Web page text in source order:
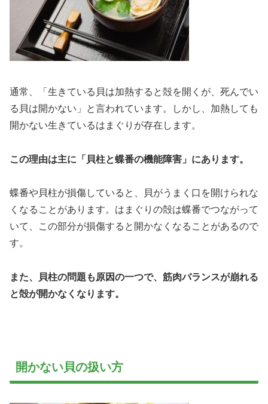
通常、「生きている貝は加熱すると殻を開くが、死んでい
る貝は開かない」と言われています。しかし、加熱しても
開かない生きているはまぐりが存在します。
この理由は主に「貝柱と蝶番の機能障害」にあります。
蝶番や貝柱が損傷していると、貝がうまく口を開けられな
くなることがあります。はまぐりの殻は蝶番でつながって
いて、この部分が損傷すると開かなくなることがあるので
す。
また、貝柱の問題も原因の一つで、筋肉バランスが崩れる
と殻が開かなくなります。
開かない貝の扱い方